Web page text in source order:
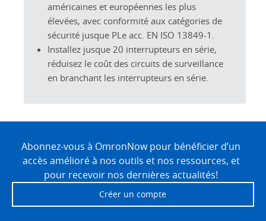
américaines et européennes les plus
élevées, avec conformité aux catégories de
sécurité jusque PLe acc. EN ISO 13849-1.
Installez jusque 20 interrupteurs en série,
réduisez le coût des circuits de surveillance
en branchant les interrupteurs en série.
FooterAbonnez-vous à OmronNow pour bénéficier d’un
accès amélioré à nos outils et nos ressources, et
pour recevoir nos dernières actualités!
Créer un compte